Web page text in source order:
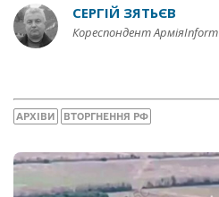
СЕРГІЙ ЗЯТЬЄВ
Кореспондент АрміяInform
АРХІВИ ВТОРГНЕННЯ РФ